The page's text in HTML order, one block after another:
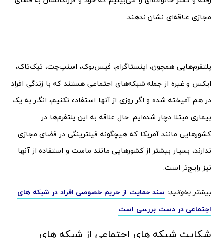
مجازی علاقه‌ای نشان ندهند.
پلتفرم‌هایی همچون، اینستاگرام، فیس‌بوک، اسنپ‌چت، تیک‌تاک،
ایکس و غیره از جمله شبکه‌های اجتماعی هستند که با زندگی افراد
در هم آمیخته شده و اگر روزی از آنها استفاده نکنیم، انگار به یک
بیماری مبتلا دچار شده‌ایم. حال علاقه به این پلتفرم‌ها در
کشورهایی مانند آمریکا که هیچگونه فیلترینگی در فضای مجازی
ندارند، بسیار بیشتر از کشورهایی مانند ماست و استفاده از آنها
نیز رایج‌تر است.
بیشتر بخوانید: سند حمایت از حریم خصوصی افراد در شبکه های
اجتماعی در دست بررسی است
شکایت شبکه های اجتماعی از شبکه های